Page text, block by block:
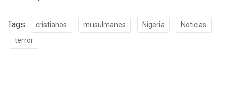
Tags: cristianos musulmanes Nigeria
Noticias
terror